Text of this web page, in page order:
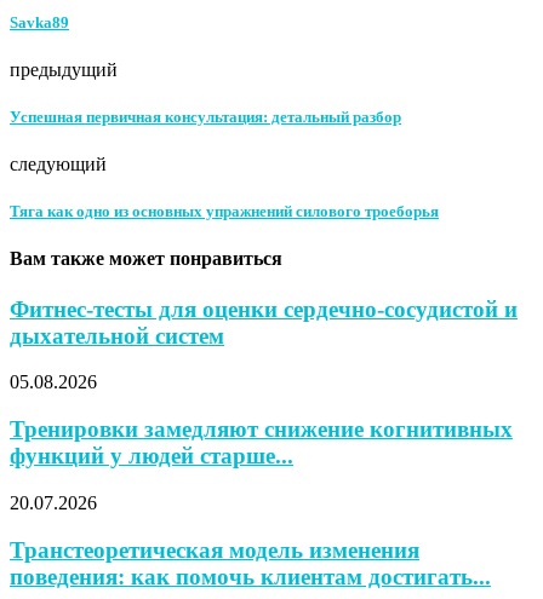
Savka89
предыдущий
Успешная первичная консультация: детальный разбор
следующий
Тяга как одно из основных упражнений силового троеборья
Вам также может понравиться
Фитнес-тесты для оценки сердечно-сосудистой и
дыхательной систем
05.08.2026
Тренировки замедляют снижение когнитивных
функций у людей старше...
20.07.2026
Транстеоретическая модель изменения
поведения: как помочь клиентам достигать...